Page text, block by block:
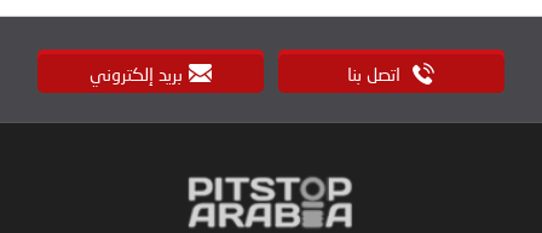
اتصل بنا بريد إلكتروني